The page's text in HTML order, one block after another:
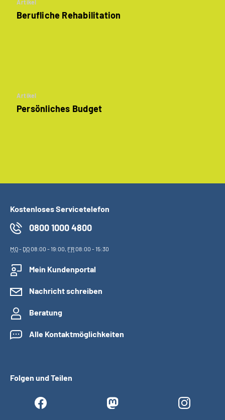
Artikel
Berufliche Rehabilitation
Artikel
Persönliches Budget
Kostenloses Servicetelefon
0800 1000 4800
MO- DO08:00 - 19:00, FR08:00 - 15:30
Mein Kundenportal
Nachricht schreiben
Beratung
Alle Kontaktmöglichkeiten
Folgen und Teilen